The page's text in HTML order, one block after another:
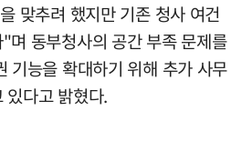
맞추려 했지만 기존 청사 여건
며 동부청사의 공간 부족 문제를
기능을 확대하기 위해 추가 사무
있다고 밝혔다.